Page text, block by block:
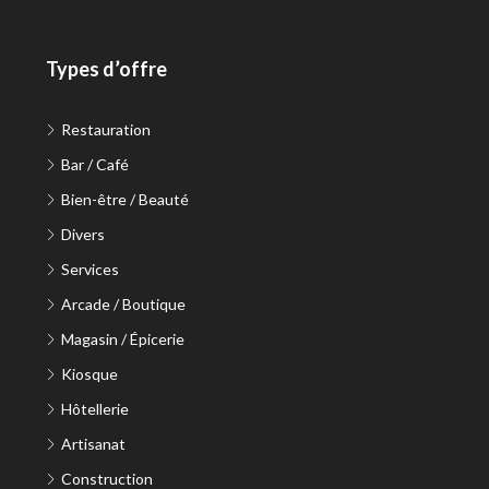
Types d’offre
Restauration
Bar / Café
Bien-être / Beauté
Divers
Services
Arcade / Boutique
Magasin / Épicerie
Kiosque
Hôtellerie
Artisanat
Construction